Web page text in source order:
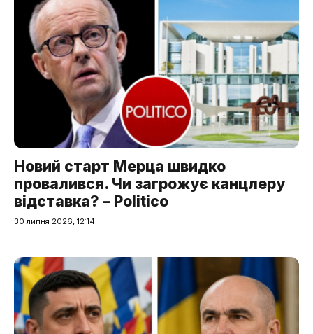
Новий старт Мерца швидко
провалився. Чи загрожує канцлеру
відставка? – Politico
30 липня 2026, 12:14